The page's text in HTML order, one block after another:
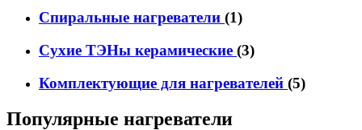
Спиральные нагреватели (1)
Сухие ТЭНы керамические (3)
Комплектующие для нагревателей (5)
Популярные нагреватели